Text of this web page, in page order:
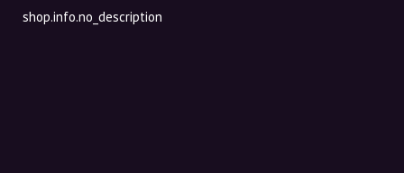
shop.info.no_description